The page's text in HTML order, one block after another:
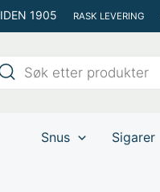
1905 RASK LEVERING
Snus Sigarer